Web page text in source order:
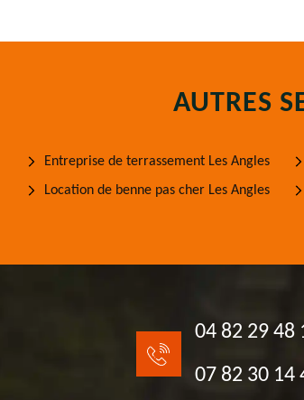
AUTRES
Entreprise de terrassement Les Angles
Location de benne pas cher Les Angles
04 82 29 48
07 82 30 14